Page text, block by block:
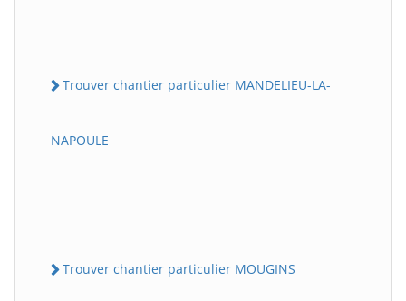
Trouver chantier particulier MANDELIEU-LA-
NAPOULE
Trouver chantier particulier MOUGINS